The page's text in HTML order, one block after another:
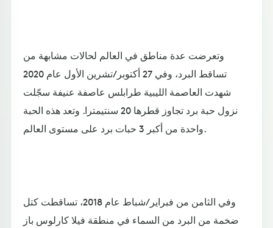
وتعرضت عدة مناطق في العالم لحالات مشابهة من
تساقط البرد، وفي 27 أكتوبر/تشرين الأول عام 2020
شهدت العاصمة الليبية طرابلس عاصفة عنيفة سجّلت
نزول حبة برد تجاوز قطرها 20 سنتيمترا. وتعد هذه الحبة
واحدة من أكبر 3 حبات برد على مستوى العالم.
وفي الثامن من فبراير/شباط عام 2018، تساقطت كتل
ضخمة من البرد من السماء في منطقة فيلا كارلوس باز